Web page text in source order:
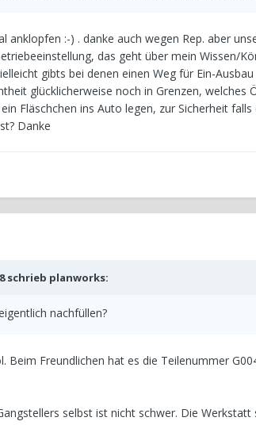
anklopfen :-) . danke auch wegen Rep. aber
das geht über mein Wissen/
gibts bei denen einen Weg für Ein-Ausbau
glücklicherweise noch in Grenzen, welches
Fläschchen ins Auto legen, zur Sicherheit
Danke
schrieb planworks:
nachfüllen?
Beim Freundlichen hat es die Teilenummer
selbst ist nicht schwer. Die